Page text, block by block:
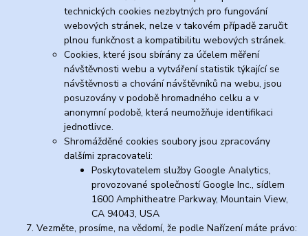
technických cookies nezbytných pro fungování
webových stránek, nelze v takovém případě zaručit
plnou funkčnost a kompatibilitu webových stránek.
Cookies, které jsou sbírány za účelem měření
návštěvnosti webu a vytváření statistik týkající se
návštěvnosti a chování návštěvníků na webu, jsou
posuzovány v podobě hromadného celku a v
anonymní podobě, která neumožňuje identifikaci
jednotlivce.
Shromážděné cookies soubory jsou zpracovány
dalšími zpracovateli:
Poskytovatelem služby Google Analytics,
provozované společností Google Inc., sídlem
1600 Amphitheatre Parkway, Mountain View,
CA 94043, USA
Vezměte, prosíme, na vědomí, že podle Nařízení máte právo: